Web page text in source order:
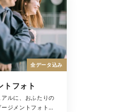
トフォト
ルに、おふたりの
ジメントフォト。
全データ込み